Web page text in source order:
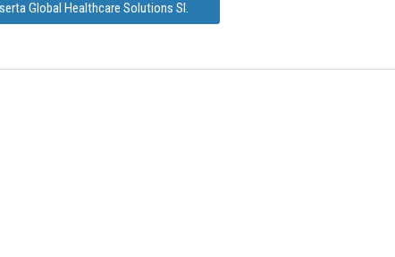
Global Healthcare Solutions Sl.